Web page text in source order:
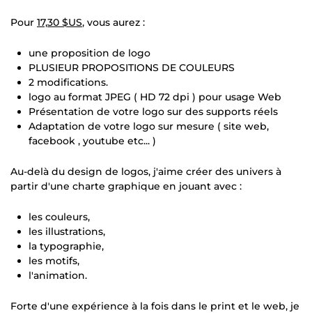
Pour 17,30 $US, vous aurez :
une proposition de logo
PLUSIEUR PROPOSITIONS DE COULEURS
2 modifications.
logo au format JPEG ( HD 72 dpi ) pour usage Web
Présentation de votre logo sur des supports réels
Adaptation de votre logo sur mesure ( site web,
facebook , youtube etc... )
Au-delà du design de logos, j'aime créer des univers à
partir d'une charte graphique en jouant avec :
les couleurs,
les illustrations,
la typographie,
les motifs,
l'animation.
Forte d'une expérience à la fois dans le print et le web, je